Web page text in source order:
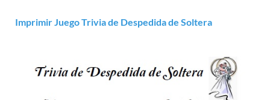
Imprimir Juego Trivia de Despedida de Soltera